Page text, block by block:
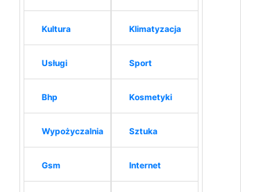
Kultura
Usługi
Bhp
Wypożyczalnia
Gsm
Klimatyzacja
Sport
Kosmetyki
Sztuka
Internet